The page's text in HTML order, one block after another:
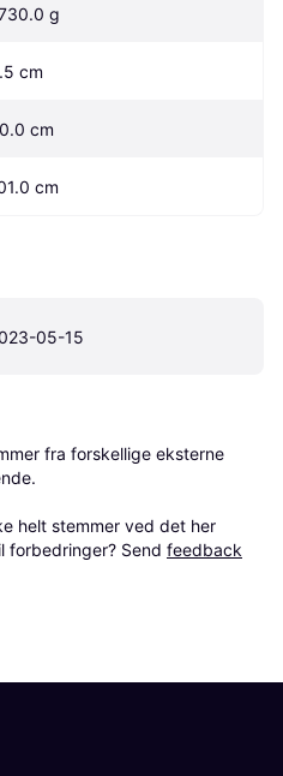
g
cm
cm
cm
05-15
fra forskellige eksterne
helt stemmer ved det her
forbedringer? Send feedback